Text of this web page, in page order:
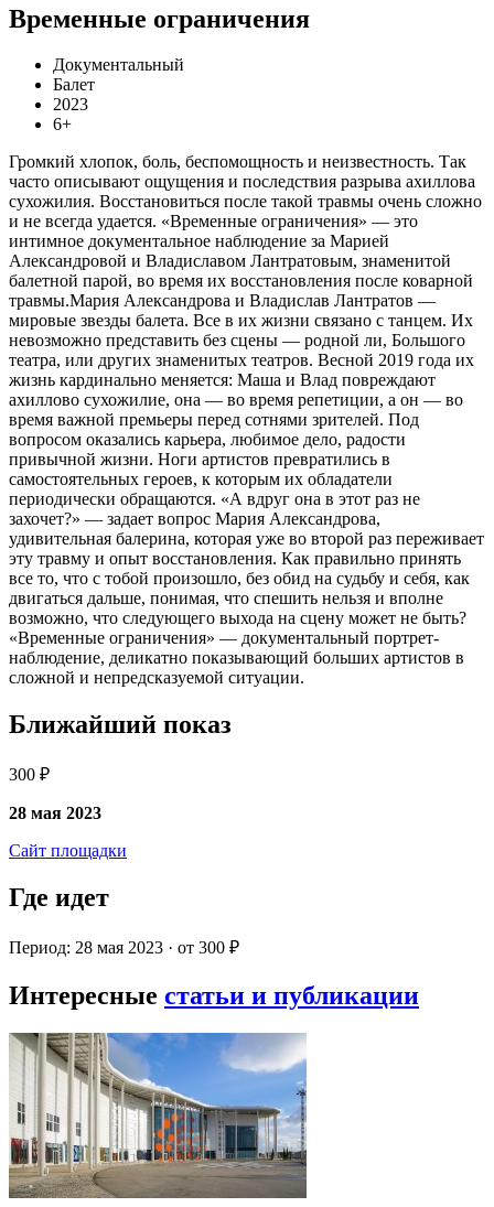
Временные ограничения
Документальный
Балет
2023
6+
Громкий хлопок, боль, беспомощность и неизвестность. Так
часто описывают ощущения и последствия разрыва ахиллова
сухожилия. Восстановиться после такой травмы очень сложно
и не всегда удается. «Временные ограничения» — это
интимное документальное наблюдение за Марией
Александровой и Владиславом Лантратовым, знаменитой
балетной парой, во время их восстановления после коварной
травмы.Мария Александрова и Владислав Лантратов —
мировые звезды балета. Все в их жизни связано с танцем. Их
невозможно представить без сцены — родной ли, Большого
театра, или других знаменитых театров. Весной 2019 года их
жизнь кардинально меняется: Маша и Влад повреждают
ахиллово сухожилие, она — во время репетиции, а он — во
время важной премьеры перед сотнями зрителей. Под
вопросом оказались карьера, любимое дело, радости
привычной жизни. Ноги артистов превратились в
самостоятельных героев, к которым их обладатели
периодически обращаются. «А вдруг она в этот раз не
захочет?» — задает вопрос Мария Александрова,
удивительная балерина, которая уже во второй раз переживает
эту травму и опыт восстановления. Как правильно принять
все то, что с тобой произошло, без обид на судьбу и себя, как
двигаться дальше, понимая, что спешить нельзя и вполне
возможно, что следующего выхода на сцену может не быть?
«Временные ограничения» — документальный портрет-
наблюдение, деликатно показывающий больших артистов в
сложной и непредсказуемой ситуации.
Ближайший показ
300 ₽
28 мая 2023
Сайт площадки
Где идет
Период: 28 мая 2023 · от 300 ₽
Интересные статьи и публикации